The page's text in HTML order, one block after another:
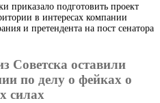
приказало подготовить проект
в интересах компании
и претендента на пост сенатора
Советска оставили
по делу о фейках о
силах